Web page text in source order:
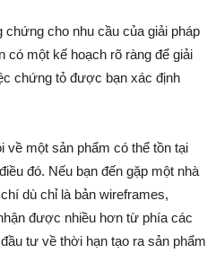
chứng cho nhu cầu của giải pháp
có một kế hoạch rõ ràng để giải
chứng tỏ được bạn xác định
về một sản phẩm có thể tồn tại
đó. Nếu bạn đến gặp một nhà
dù chỉ là bản wireframes,
được nhiều hơn từ phía các
tư về thời hạn tạo ra sản phẩm